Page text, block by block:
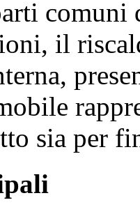
comuni
il
sia per